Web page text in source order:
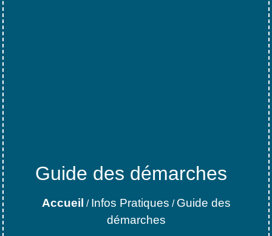
Guide des démarches
Accueil / Infos Pratiques / Guide des
démarches